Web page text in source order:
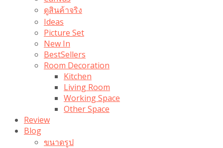
ดูสินค้าจริง
Ideas
Picture Set
New In
BestSellers
Room Decoration
Kitchen
Living Room
Working Space
Other Space
Review
Blog
ขนาดรูป